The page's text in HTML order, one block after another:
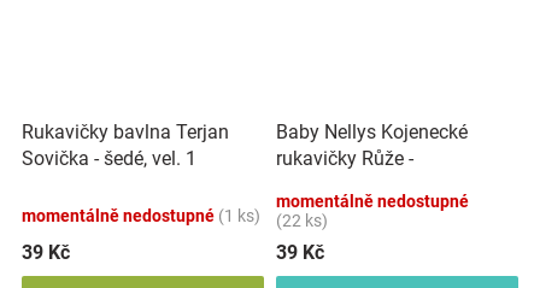
Rukavičky bavlna Terjan
Sovička - šedé, vel. 1
momentálně nedostupné (1 ks)
39 Kč
Baby Nellys Kojenecké
rukavičky Růže -
momentálně nedostupné
(22 ks)
39 Kč